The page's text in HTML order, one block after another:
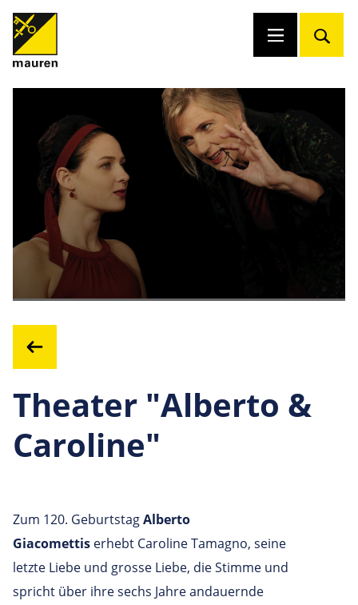
Theater "Alberto &
Caroline"
Zum 120. GeburtstagAlberto
Giacomettis erhebt Caroline Tamagno, seine
letzte Liebe und grosse Liebe, die Stimme und
spricht über ihre sechs Jahre andauernde